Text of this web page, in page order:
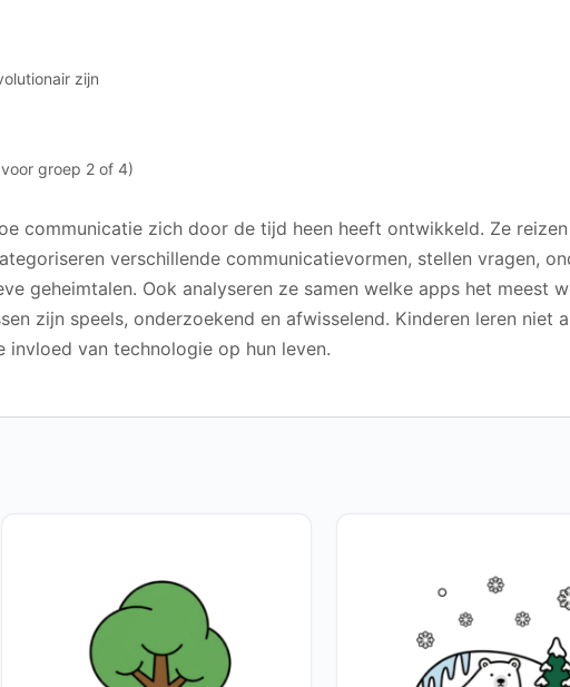
zijn
groep 2 of 4)
communicatie zich door de tijd heen heeft ontwikkeld. Ze
verschillende communicatievormen, stellen vragen,
geheimtalen. Ook analyseren ze samen welke apps het meest
zijn speels, onderzoekend en afwisselend. Kinderen leren niet
invloed van technologie op hun leven.